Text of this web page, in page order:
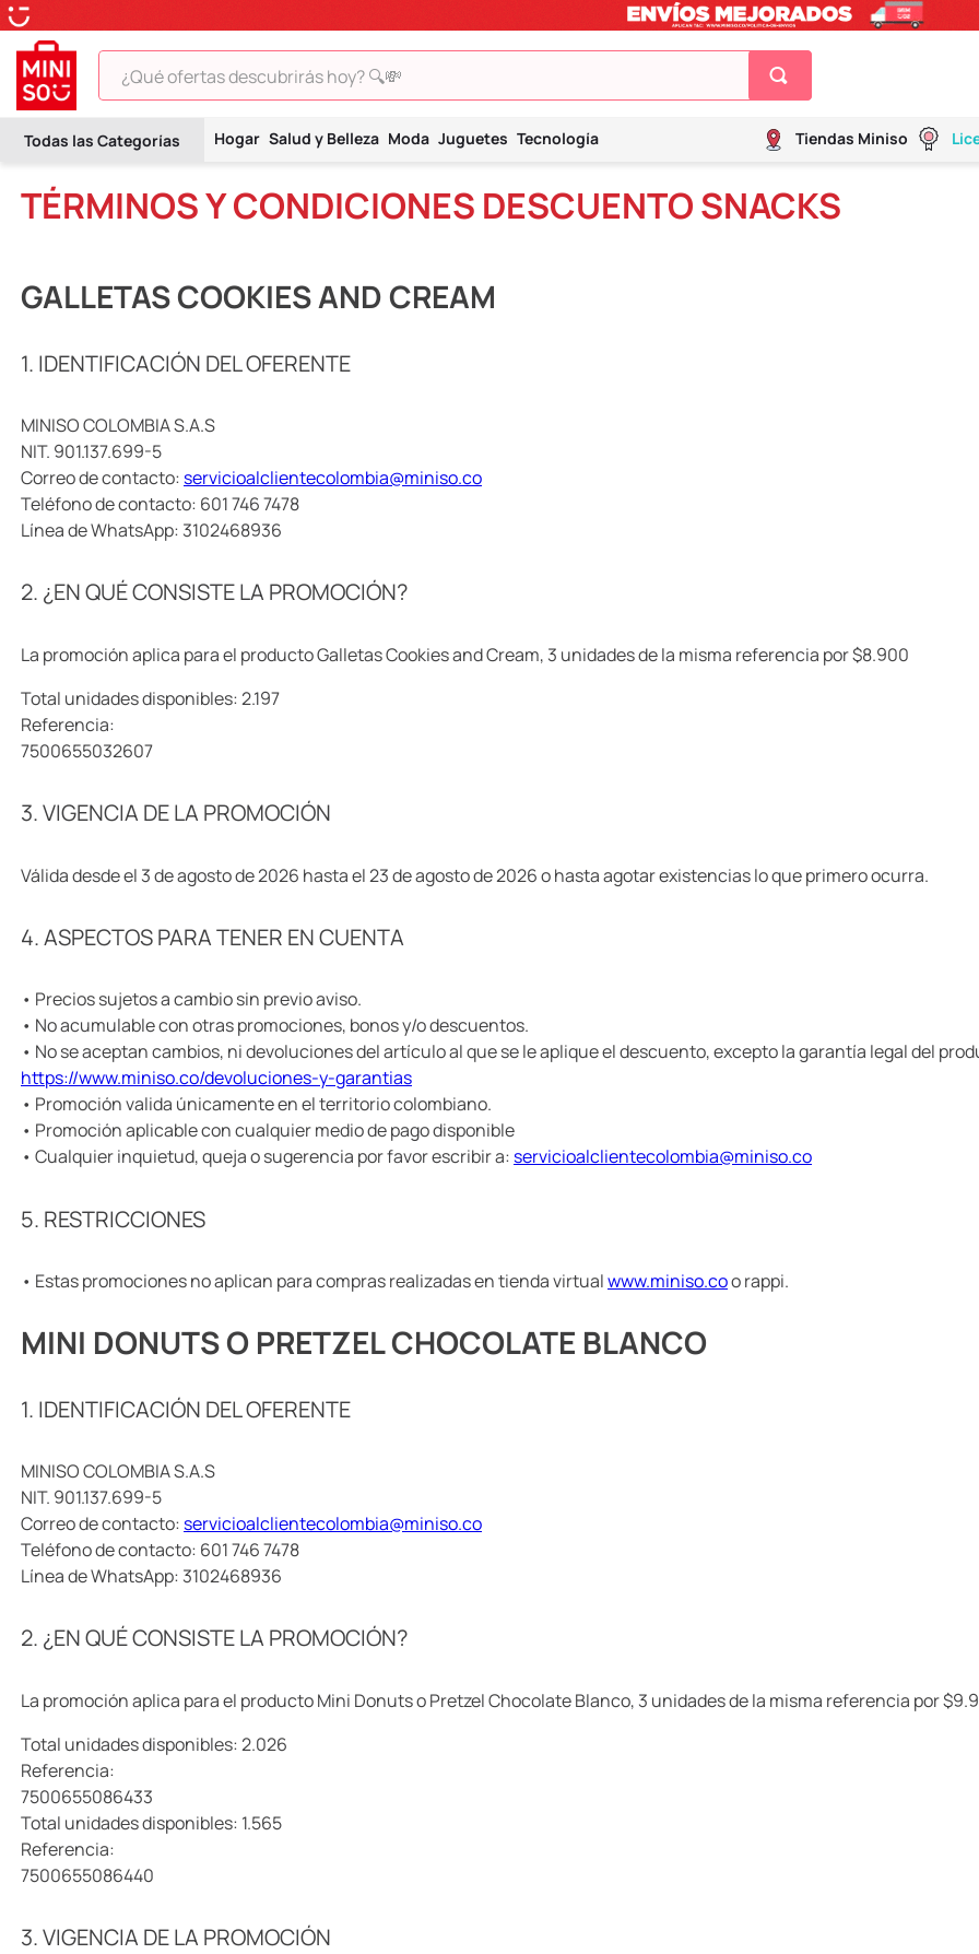
¿Qué ofertas descubrirás hoy? 🔍💸
Hogar Salud y Belleza Moda Juguetes Tecnología Tiendas Miniso
TÉRMINOS Y CONDICIONES DESCUENTO SNACKS
GALLETAS COOKIES AND CREAM
1. IDENTIFICACIÓN DEL OFERENTE
MINISO COLOMBIA S.A.S
NIT. 901.137.699-5
Correo de contacto: servicioalclientecolombia@miniso.co
Teléfono de contacto: 601 746 7478
Línea de WhatsApp: 3102468936
2. ¿EN QUÉ CONSISTE LA PROMOCIÓN?
La promoción aplica para el producto Galletas Cookies and Cream, 3 unidades de la misma referencia por $8.900
Total unidades disponibles: 2.197
Referencia:
7500655032607
3. VIGENCIA DE LA PROMOCIÓN
Válida desde el 3 de agosto de 2026 hasta el 23 de agosto de 2026 o hasta agotar existencias lo que primero ocurra.
4. ASPECTOS PARA TENER EN CUENTA
• Precios sujetos a cambio sin previo aviso.
• No acumulable con otras promociones, bonos y/o descuentos.
• No se aceptan cambios, ni devoluciones del artículo al que se le aplique el descuento, excepto la garantía legal del
https://www.miniso.co/devoluciones-y-garantias
• Promoción valida únicamente en el territorio colombiano.
• Promoción aplicable con cualquier medio de pago disponible
• Cualquier inquietud, queja o sugerencia por favor escribir a: servicioalclientecolombia@miniso.co
5. RESTRICCIONES
• Estas promociones no aplican para compras realizadas en tienda virtualwww.miniso.coo rappi.
MINI DONUTS O PRETZEL CHOCOLATE BLANCO
1. IDENTIFICACIÓN DEL OFERENTE
MINISO COLOMBIA S.A.S
NIT. 901.137.699-5
Correo de contacto: servicioalclientecolombia@miniso.co
Teléfono de contacto: 601 746 7478
Línea de WhatsApp: 3102468936
2. ¿EN QUÉ CONSISTE LA PROMOCIÓN?
La promoción aplica para el producto Mini Donuts o Pretzel Chocolate Blanco, 3 unidades de la misma referencia por
Total unidades disponibles: 2.026
Referencia:
7500655086433
Total unidades disponibles: 1.565
Referencia:
7500655086440
3. VIGENCIA DE LA PROMOCIÓN
TÉRMINOS MÁS BUSCADOS
2.
hello kitty
5 .
termo
.
8.
termos
10. llaveros